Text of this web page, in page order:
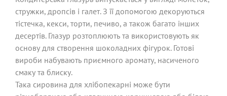
стружки, дропсів і галет. З її допомогою декоруються
тістечка, кекси, торти, печиво, а також багато інших
десертів. Глазур розтоплюють та використовують як
основу для створення шоколадних фігурок. Готові
вироби набувають приємного аромату, насиченого
смаку та блиску.
Така сировина для хлібопекарні може бути